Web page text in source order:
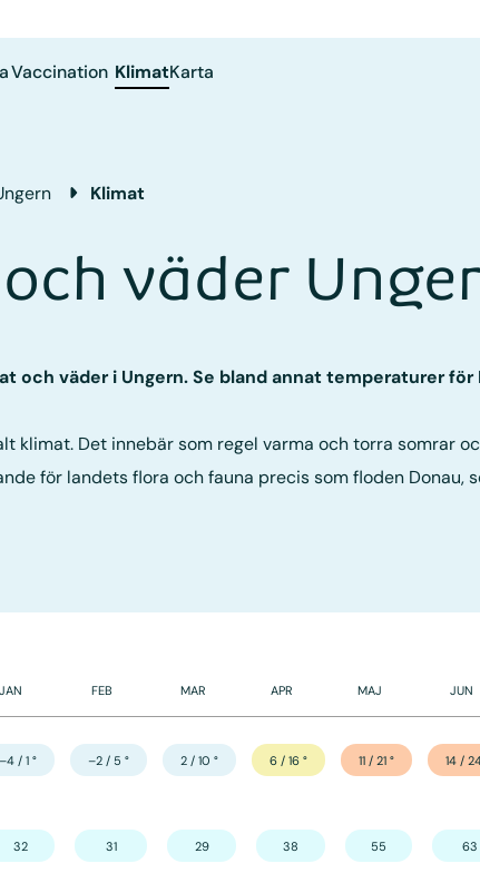
Vaccination KlimatKarta
Klimat
väder
och väder i Ungern. Se bland annat temperaturer för
klimat. Det innebär som regel varma och torra somrar
för landets flora och fauna precis som floden
JAN FEB MAR APR MAJ JUN
–4 / 1 ° –2 / 5 ° 2 / 10 ° 6 / 16 ° 11 / 21 ° 14 /
32 31 29 38 55 63